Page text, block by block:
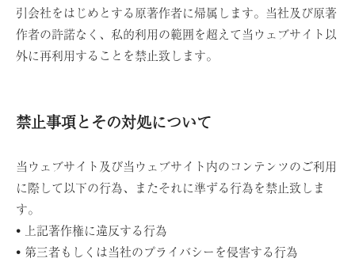
引会社をはじめとする原著作者に帰属します。当社及び原著
作者の許諾なく、私的利用の範囲を超えて当ウェブサイト以
外に再利用することを禁止致します。
禁止事項とその対処について
当ウェブサイト及び当ウェブサイト内のコンテンツのご利用
に際して以下の行為、またそれに準ずる行為を禁止致しま
す。
• 上記著作権に違反する行為
• 第三者もしくは当社のプライバシーを侵害する行為